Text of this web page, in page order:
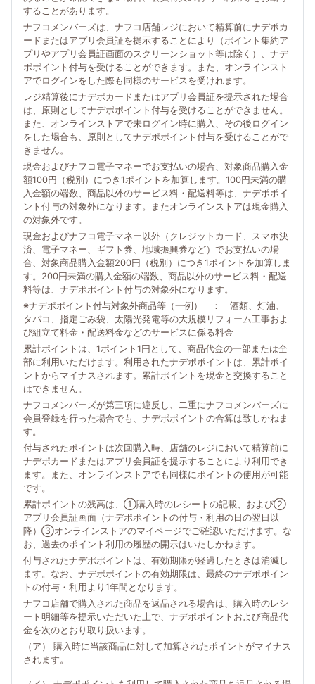
することがあります。
ナフコメンバーズは、ナフコ店舗レジにおいて精算前にナデポカ
ードまたはアプリ会員証を提示することにより（ポイント集約ア
プリやアプリ会員証画面のスクリーンショット等は除く）、ナデ
ポポイント付与を受けることができます。また、オンラインスト
アでログインをした際も同様のサービスを受けれます。
レジ精算後にナデポカードまたはアプリ会員証を提示された場合
は、原則としてナデポポイント付与を受けることができません。
また、オンラインストアで未ログイン時に購入、その後ログイン
をした場合も、原則としてナデポポイント付与を受けることがで
きません。
現金およびナフコ電子マネーでお支払いの場合、対象商品購入金
額100円（税別）につき1ポイントを加算します。100円未満の購
入金額の端数、商品以外のサービス料・配送料等は、ナデポポイ
ント付与の対象外になります。またオンラインストアは現金購入
の対象外です。
現金およびナフコ電子マネー以外（クレジットカード、スマホ決
済、電子マネー、ギフト券、地域振興券など）でお支払いの場
合、対象商品購入金額200円（税別）につき1ポイントを加算しま
す。200円未満の購入金額の端数、商品以外のサービス料・配送
料等は、ナデポポイント付与の対象外になります。
※ナデポポイント付与対象外商品等（一例） ： 酒類、灯油、
タバコ、指定ごみ袋、太陽光発電等の大規模リフォーム工事およ
び組立て料金・配送料金などのサービスに係る料金
累計ポイントは、1ポイント1円として、商品代金の一部または全
部に利用いただけます。利用されたナデポポイントは、累計ポイ
ントからマイナスされます。累計ポイントを現金と交換すること
はできません。
ナフコメンバーズが第三項に違反し、二重にナフコメンバーズに
会員登録を行った場合でも、ナデポポイントの合算は致しかねま
す。
付与されたポイントは次回購入時、店舗のレジにおいて精算前に
ナデポカードまたはアプリ会員証を提示することにより利用でき
ます。また、オンラインストアでも同様にポイントの使用が可能
です。
累計ポイントの残高は、①購入時のレシートの記載、および②
アプリ会員証画面（ナデポポイントの付与・利用の日の翌日以
降）③オンラインストアのマイページでご確認いただけます。な
お、過去のポイント利用の履歴の開示はいたしかねます。
付与されたナデポポイントは、有効期限が経過したときは消滅し
ます。なお、ナデポポイントの有効期限は、最終のナデポポイン
トの付与・利用より1年間となります。
ナフコ店舗で購入された商品を返品される場合は、購入時のレシ
ート明細等を提示いただいた上で、ナデポポイントおよび商品代
金を次のとおり取り扱います。
（ア） 購入時に当該商品に対して加算されたポイントがマイナス
されます。